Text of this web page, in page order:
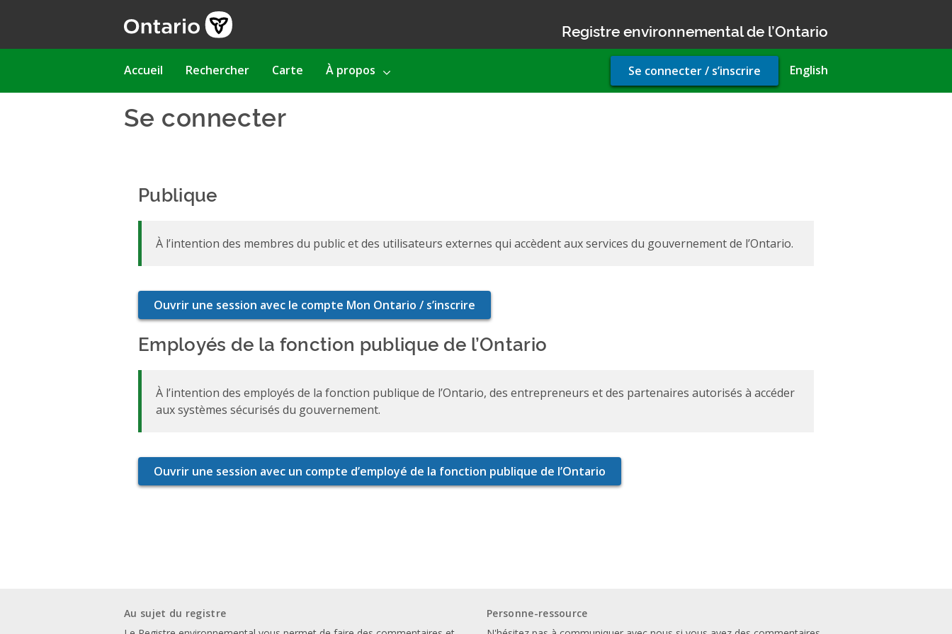
Registre environnemental de l’Ontario
Main
Accueil Rechercher Carte À propos English
User
account
Se connecter / s’inscrire
Se connecter
Publique
À l’intention des membres du public et des utilisateurs externes qui accèdent aux services du gouvernement de l’Ontario.
Employés de la fonction publique de l’Ontario
À l’intention des employés de la fonction publique de l’Ontario, des entrepreneurs et des partenaires autorisés à accéder
aux systèmes sécurisés du gouvernement.
Au sujet du registre
Personne-ressource